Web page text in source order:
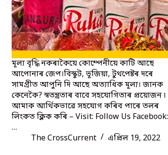
মূল্য বৃদ্ধি নকৰাকৈয়ে কোম্পেনীয়ে কাটি আছে
আপোনাৰ জেপ।বিস্কুট, ভূজিয়া, টুথপেষ্টৰ দৰে
সামগ্ৰীত আপুনি দি আছে অত্যাধিক মূল্য। জানক
কেনেকৈ? স্বতন্ত্ৰতাৰ বাবে সহযোগিতাৰ প্ৰয়োজন ৷
আমাক আৰ্থিকভাৱে সহযোগ কৰিব পাৰে তলৰ
লিংকত ক্লিক কৰি – Visit: Follow Us Facebook:
…
The CrossCurrent
এপ্ৰিল 19, 2022